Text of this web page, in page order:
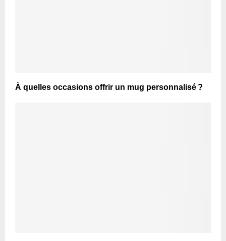
À quelles occasions offrir un mug personnalisé ?